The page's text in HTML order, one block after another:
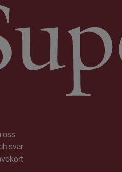
oss
svar